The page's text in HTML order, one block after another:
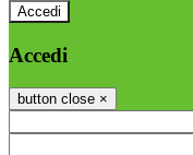
Accedi
Accedi
button close ×